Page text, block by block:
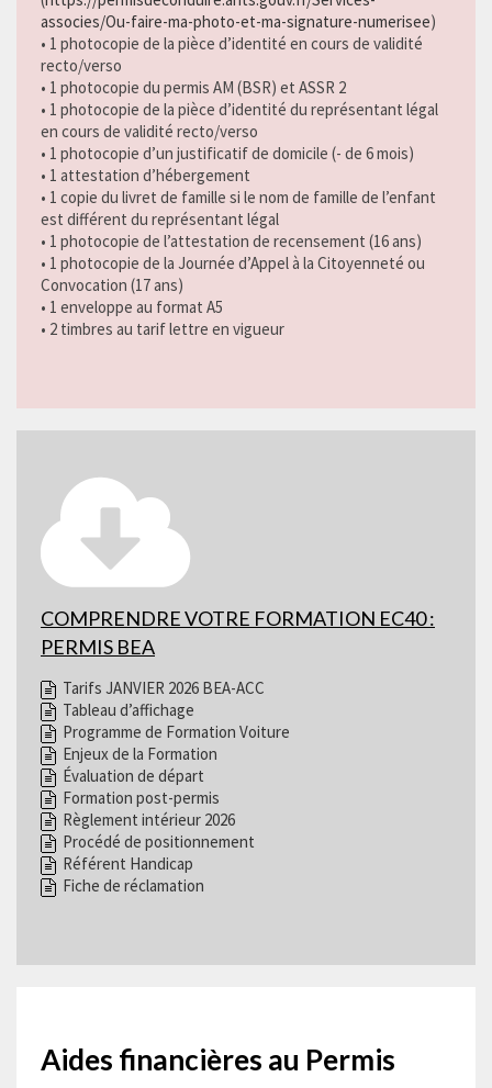
associes/Ou-faire-ma-photo-et-ma-signature-numerisee)
• 1 photocopie de la pièce d’identité en cours de validité
recto/verso
• 1 photocopie du permis AM (BSR) et ASSR 2
• 1 photocopie de la pièce d’identité du représentant légal
en cours de validité recto/verso
• 1 photocopie d’un justificatif de domicile (- de 6 mois)
• 1 attestation d’hébergement
• 1 copie du livret de famille si le nom de famille de l’enfant
est différent du représentant légal
• 1 photocopie de l’attestation de recensement (16 ans)
• 1 photocopie de la Journée d’Appel à la Citoyenneté ou
Convocation (17 ans)
• 1 enveloppe au format A5
• 2 timbres au tarif lettre en vigueur
COMPRENDRE VOTRE FORMATION EC40 :
PERMIS BEA
Tarifs JANVIER 2026 BEA-ACC
Tableau d’affichage
Programme de Formation Voiture
Enjeux de la Formation
Évaluation de départ
Formation post-permis
Règlement intérieur 2026
Procédé de positionnement
Référent Handicap
Fiche de réclamation
Aides financières au Permis